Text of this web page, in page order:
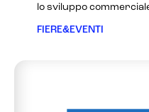
lo sviluppo
FIERE&EVENTI